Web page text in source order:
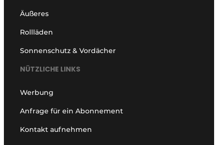
Äußeres
Rollläden
Sonnenschutz & Vordächer
NÜTZLICHE LINKS
Werbung
Anfrage für ein Abonnement
Kontakt aufnehmen